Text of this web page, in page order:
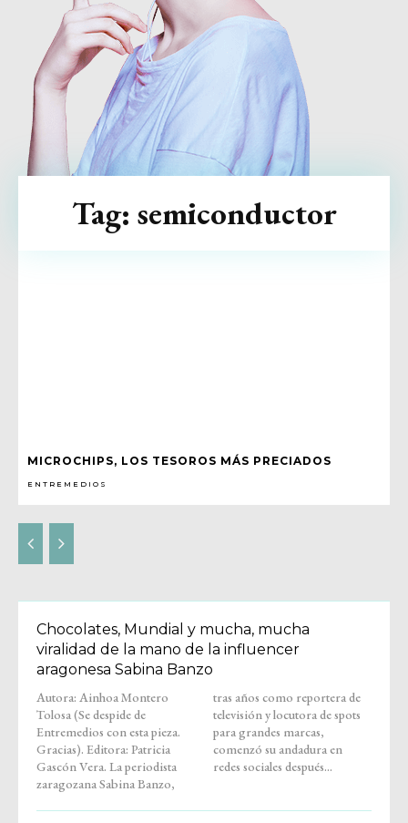
MICROCHIPS, LOS TESOROS MÁS PRECIADOS
ENTREMEDIOS
Tag: semiconductor
Chocolates, Mundial y mucha, mucha
viralidad de la mano de la influencer
aragonesa Sabina Banzo
Autora: Ainhoa Montero
Tolosa (Se despide de
Entremedios con esta pieza.
Gracias). Editora: Patricia
Gascón Vera. La periodista
zaragozana Sabina Banzo,
tras años como reportera de
televisión y locutora de spots
para grandes marcas,
comenzó su andadura en
redes sociales después...